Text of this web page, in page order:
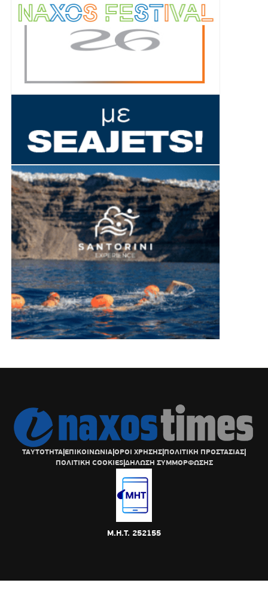
ΤΑΥΤΟΤΗΤΑ|ΕΠΙΚΟΙΝΩΝΙΑ|ΟΡΟΙ ΧΡΗΣΗΣ|ΠΟΛΙΤΙΚΗ ΠΡΟΣΤΑΣΙΑΣ|
ΠΟΛΙΤΙΚΗ COOKIES|ΔΗΛΩΣΗ ΣΥΜΜΟΡΦΩΣΗΣ
Μ.Η.Τ. 252155